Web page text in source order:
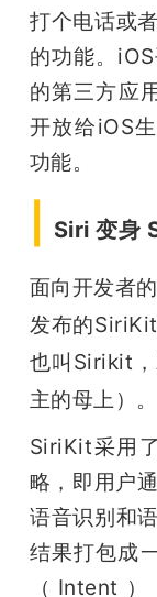
中
心
题
搞
机
打个电话或
的功能。
的第三方应
开放给iOS
功能。
Siri 变身
面向开发者
发布的
也叫Sirikit
主的母上）。
SiriKit采用
略，即用户
语音识别和
结果打包成
（Intent